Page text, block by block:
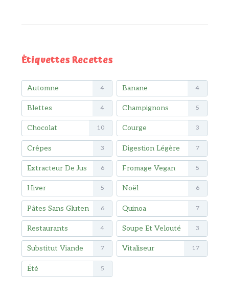
Étiquettes Recettes
Automne 4 Banane 4
Blettes 4 Champignons 5
Chocolat 10 Courge 3
Crêpes 3 Digestion Légère 7
Extracteur De Jus 6 Fromage Vegan 5
Hiver 5 Noël 6
Pâtes Sans Gluten 6 Quinoa 7
Restaurants 4 Soupe Et Velouté 3
Substitut Viande 7 Vitaliseur 17
Été 5